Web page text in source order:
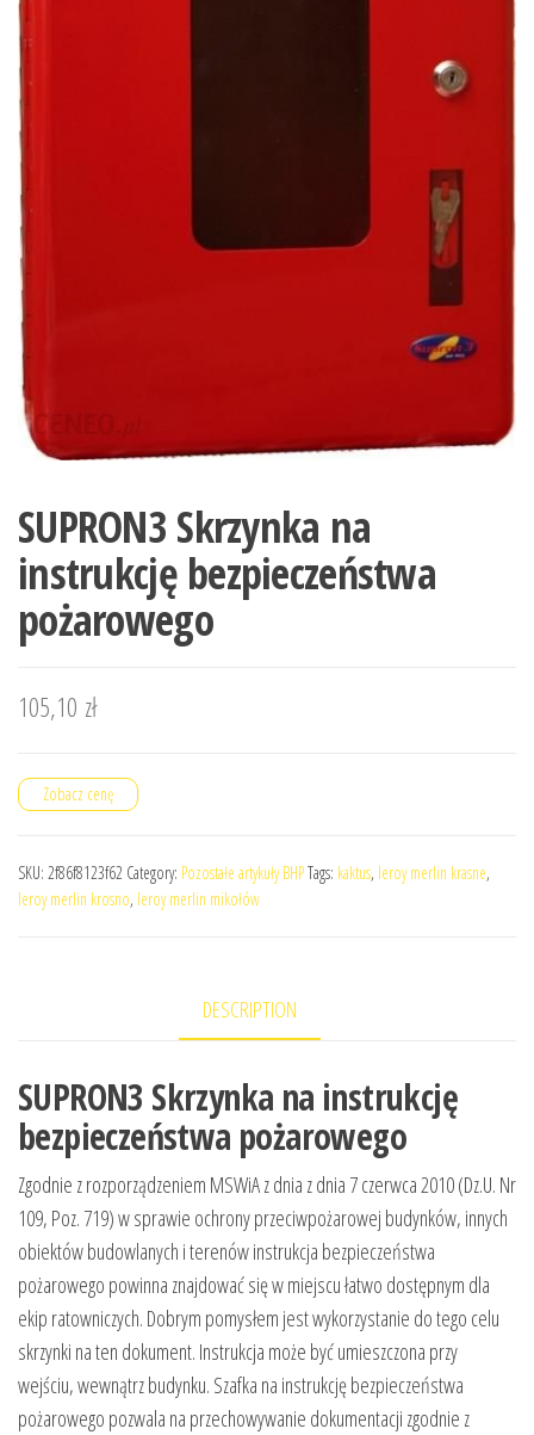
SUPRON3 Skrzynka na
instrukcję bezpieczeństwa
pożarowego
105,10 zł
Zobacz cenę
SKU: 2f86f8123f62 Category: Pozostałe artykuły BHPTags: kaktus, leroy merlin krasne,
leroy merlin krosno, leroy merlin mikołów
DESCRIPTION
SUPRON3 Skrzynka na instrukcję
bezpieczeństwa pożarowego
Zgodnie z rozporządzeniem MSWiA z dnia z dnia 7 czerwca 2010 (Dz.U. Nr
109, Poz. 719) w sprawie ochrony przeciwpożarowej budynków, innych
obiektów budowlanych i terenów instrukcja bezpieczeństwa
pożarowego powinna znajdować się w miejscu łatwo dostępnym dla
ekip ratowniczych. Dobrym pomysłem jest wykorzystanie do tego celu
skrzynki na ten dokument. Instrukcja może być umieszczona przy
wejściu, wewnątrz budynku. Szafka na instrukcję bezpieczeństwa
pożarowego pozwala na przechowywanie dokumentacji zgodnie z